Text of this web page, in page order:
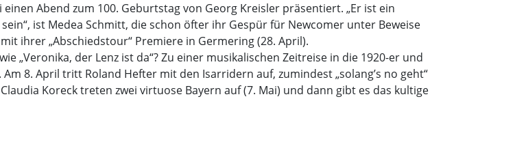
Abend zum 100. Geburtstag von Georg Kreisler präsentiert. „Er ist ein
ist Medea Schmitt, die schon öfter ihr Gespür für Newcomer unter Beweise
ihrer „Abschiedstour“ Premiere in Germering (28. April).
„Veronika, der Lenz ist da“? Zu einer musikalischen Zeitreise in die 1920-er und
8. April tritt Roland Hefter mit den Isarridern auf, zumindest „solang’s no geht“
Koreck treten zwei virtuose Bayern auf (7. Mai) und dann gibt es das kultige